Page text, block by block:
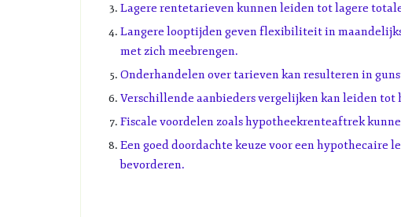
Lagere rentetarieven kunnen leiden tot lagere
Langere looptijden geven flexibiliteit in
met zich meebrengen.
Onderhandelen over tarieven kan resulteren in
Verschillende aanbieders vergelijken kan leiden
Fiscale voordelen zoals hypotheekrenteaftrek
Een goed doordachte keuze voor een
bevorderen.